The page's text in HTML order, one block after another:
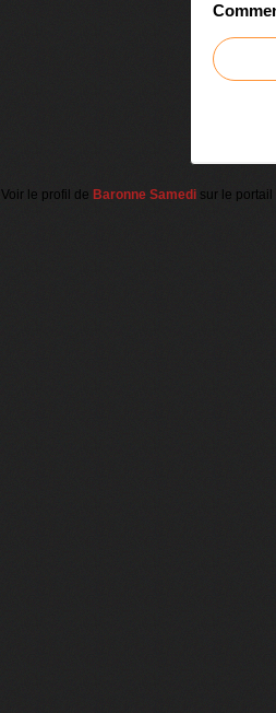
Voir le profil de Baronne Samedi sur le portail